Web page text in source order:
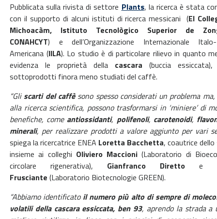
Pubblicata sulla rivista di settore Plants, la ricerca è stata
con il supporto di alcuni istituti di ricerca messicani (El
Michoacàm, Istituto Tecnològico Superior de
CONAHCYT) e dell’Organizzazione Internazionale Italo-
Americana (IILA). Lo studio è di particolare rilievo in quanto
evidenza le proprietà della cascara (buccia
sottoprodotti finora meno studiati del caffè.
“Gliscarti del caffèsono spesso considerati un problema
alla ricerca scientifica, possono trasformarsi in ‘miniere’ di
benefiche, come antiossidanti, polifenoli, carotenoidi,
minerali, per realizzare prodotti a valore aggiunto per vari
spiega la ricercatrice ENEA Loretta Bacchetta, coautrice
insieme ai colleghi Oliviero Maccioni (Laboratorio di
circolare rigenerativa), Gianfranco Diretto e
Frusciante (Laboratorio Biotecnologie GREEN).
“Abbiamo identificatoil numero più alto di sempre di
volatili della cascara essiccata, ben 93, aprendo la strada a